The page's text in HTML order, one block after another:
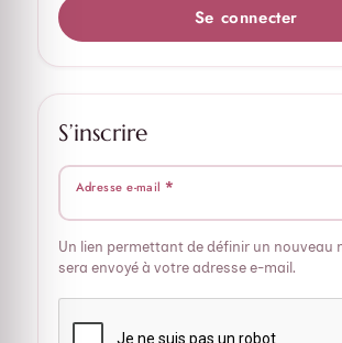
Se connecter
S’inscrire
Adresse e-mail*
Un lien permettant de définir un nouveau
sera envoyé à votre adresse e-mail.